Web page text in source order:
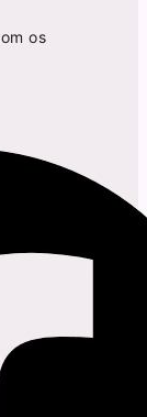
os